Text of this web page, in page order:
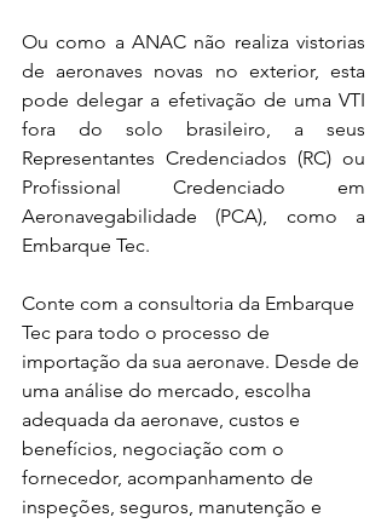
Ou como a ANAC não realiza vistorias
de aeronaves novas no exterior, esta
pode delegar a efetivação de uma VTI
fora do solo brasileiro, a seus
Representantes Credenciados (RC) ou
Profissional Credenciado em
Aeronavegabilidade (PCA), como a
Embarque Tec.
Conte com a consultoria da Embarque
Tec para todo o processo de
importação da sua aeronave. Desde de
uma análise do mercado, escolha
adequada da aeronave, custos e
benefícios, negociação com o
fornecedor, acompanhamento de
inspeções, seguros, manutenção e